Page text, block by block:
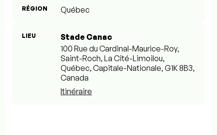
RÉGION Québec
LIEU
Stade Canac
100 Rue du Cardinal-Maurice-Roy,
Saint-Roch, La Cité-Limoilou,
Québec, Capitale-Nationale, G1K 8B3,
Canada
Itinéraire